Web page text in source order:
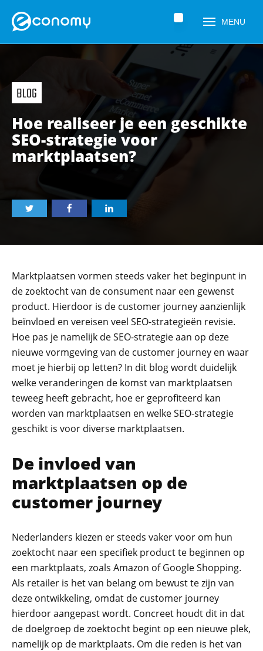
MENU
Home » Nieuws »Hoe realiseer je een geschikte SEO-strategie voor
marktplaatsen?
BLOG
Hoe realiseer je een geschikte
SEO-strategie voor
marktplaatsen?
Marktplaatsen vormen steeds vaker het beginpunt in
de zoektocht van de consument naar een gewenst
product. Hierdoor is de customer journey aanzienlijk
beïnvloed en vereisen veel SEO-strategieën revisie.
Hoe pas je namelijk de SEO-strategie aan op deze
nieuwe vormgeving van de customer journey en waar
moet je hierbij op letten? In dit blog wordt duidelijk
welke veranderingen de komst van marktplaatsen
teweeg heeft gebracht, hoe er geprofiteerd kan
worden van marktplaatsen en welke SEO-strategie
geschikt is voor diverse marktplaatsen.
De invloed van
marktplaatsen op de
customer journey
Nederlanders kiezen er steeds vaker voor om hun
zoektocht naar een specifiek product te beginnen op
een marktplaats, zoals Amazon of Google Shopping.
Als retailer is het van belang om bewust te zijn van
deze ontwikkeling, omdat de customer journey
hierdoor aangepast wordt. Concreet houdt dit in dat
de doelgroep de zoektocht begint op een nieuwe plek,
namelijk op de marktplaats. Om die reden is het van
Recaptcha